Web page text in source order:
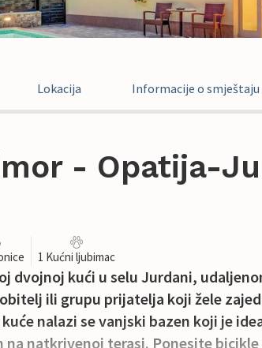
Lokacija Informacije o smještaju
- Opatija-
1 Kućni ljubimac
dvojnoj kući u selu Jurdani,
ili grupu prijatelja koji žele
nalazi se vanjski bazen koji je
natkrivenoj terasi. Ponesite